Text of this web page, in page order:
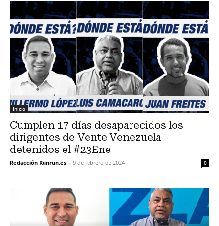
Inicio
Cumplen 17 días desaparecidos los
dirigentes de Vente Venezuela
detenidos el #23Ene
Redacción Runrun.es - 9 de febrero de 2024 0